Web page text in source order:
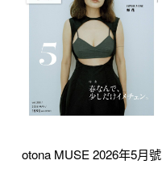
otona MUSE 2026年5月號